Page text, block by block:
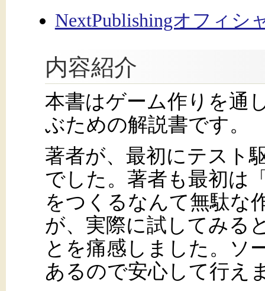
NextPublishingオフィシ
内容紹介
本書はゲーム作りを通
ぶための解説書です。
著者が、最初にテスト
でした。著者も最初は
をつくるなんて無駄な
が、実際に試してみる
とを痛感しました。ソ
あるので安心して行え